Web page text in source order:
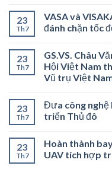
23
Th7
VASA và
đánh chặn tốc
23
Th7
GS.VS. Châu
Hội Việt Nam
Vũ trụ Việt
23
Th7
Đưa công nghệ
triển Thủ đô
23
Th7
Hoàn thành
UAV tích hợp